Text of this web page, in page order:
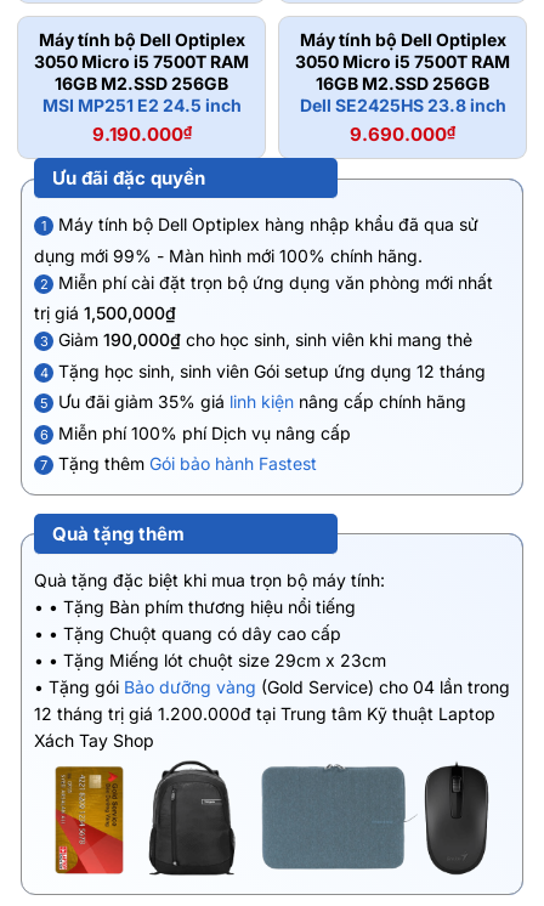
Máy tính bộ Dell Optiplex
3050 Micro i5 7500T RAM
16GB M2.SSD 256GB
MSI MP251 E2 24.5 inch
9.190.000₫
Máy tính bộ Dell Optiplex
3050 Micro i5 7500T RAM
16GB M2.SSD 256GB
Dell SE2425HS 23.8 inch
9.690.000₫
Ưu đãi đặc quyền
1
Máy tính bộ Dell Optiplex hàng nhập khẩu đã qua sử
dụng mới 99% - Màn hình mới 100% chính hãng.
2
Miễn phí cài đặt trọn bộ ứng dụng văn phòng mới nhất
trị giá 1,500,000₫
3 Giảm 190,000₫ cho học sinh, sinh viên khi mang thẻ
4 Tặng học sinh, sinh viên Gói setup ứng dụng 12 tháng
5 Ưu đãi giảm 35% giá linh kiện nâng cấp chính hãng
6 Miễn phí 100% phí Dịch vụ nâng cấp
7 Tặng thêm Gói bảo hành Fastest
Quà tặng thêm
Quà tặng đặc biệt khi mua trọn bộ máy tính:
• • Tặng Bàn phím thương hiệu nổi tiếng
• • Tặng Chuột quang có dây cao cấp
• • Tặng Miếng lót chuột size 29cm x 23cm
• Tặng gói Bảo dưỡng vàng (Gold Service) cho 04 lần trong
12 tháng trị giá 1.200.000đ tại Trung tâm Kỹ thuật Laptop
Xách Tay Shop